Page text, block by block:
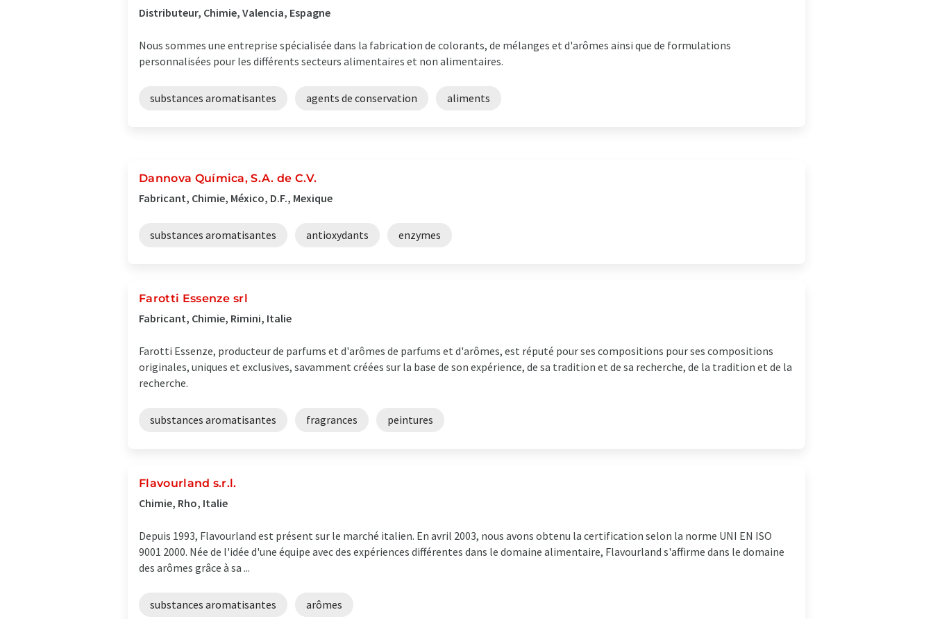
Distributeur, Chimie, Valencia, Espagne
Nous sommes une entreprise spécialisée dans la fabrication de colorants, de mélanges et d'arômes ainsi que de formulations
personnalisées pour les différents secteurs alimentaires et non alimentaires.
substances aromatisantes agents de conservation aliments
Dannova Química, S.A. de C.V.
Fabricant, Chimie, México, D.F., Mexique
substances aromatisantes antioxydants enzymes
Farotti Essenze srl
Fabricant, Chimie, Rimini, Italie
Farotti Essenze, producteur de parfums et d'arômes de parfums et d'arômes, est réputé pour ses compositions pour ses compositions
originales, uniques et exclusives, savamment créées sur la base de son expérience, de sa tradition et de sa recherche, de la tradition et de la
recherche.
substances aromatisantes fragrances peintures
Flavourland s.r.l.
Chimie, Rho, Italie
Depuis 1993, Flavourland est présent sur le marché italien. En avril 2003, nous avons obtenu la certification selon la norme UNI EN ISO
9001 2000. Née de l'idée d'une équipe avec des expériences différentes dans le domaine alimentaire, Flavourland s'affirme dans le domaine
des arômes grâce à sa ...
substances aromatisantes arômes